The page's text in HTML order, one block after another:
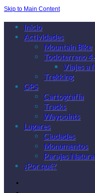
Skip to Main Content
Inicio
Actividades
Mountain Bike
Todoterreno
Viajes a
Trekking
GPS
Cartografía
Tracks
Waypoints
Lugares
Ciudades
Monumentos
Parajes
¿Por qué?